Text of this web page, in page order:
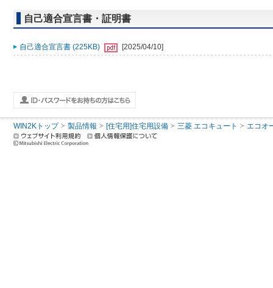
自己適合宣言書・証明書
自己適合宣言書 (225KB) [2025/04/10]
WIN2Kトップ 製品情報 [住宅用]住宅用設備 三菱 エコキュート エコオ